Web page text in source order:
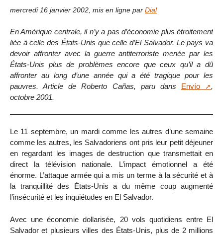
mercredi 16 janvier 2002 mis en ligne par Dial
En Amérique centrale, il n’y a pas d’économie plus étroitement
liée à celle des États-Unis que celle d’El Salvador. Le pays va
devoir affronter avec la guerre antiterroriste menée par les
États-Unis plus de problèmes encore que ceux qu’il a dû
affronter au long d’une année qui a été tragique pour les
pauvres. Article de Roberto Cañas, paru dans Envío
,
octobre 2001.
Le 11 septembre, un mardi comme les autres d’une semaine
comme les autres, les Salvadoriens ont pris leur petit déjeuner
en regardant les images de destruction que transmettait en
direct la télévision nationale. L’impact émotionnel a été
énorme. L’attaque armée qui a mis un terme à la sécurité et à
la tranquillité des États-Unis a du même coup augmenté
l’insécurité et les inquiétudes en El Salvador.
Avec une économie dollarisée, 20 vols quotidiens entre El
Salvador et plusieurs villes des États-Unis, plus de 2 millions